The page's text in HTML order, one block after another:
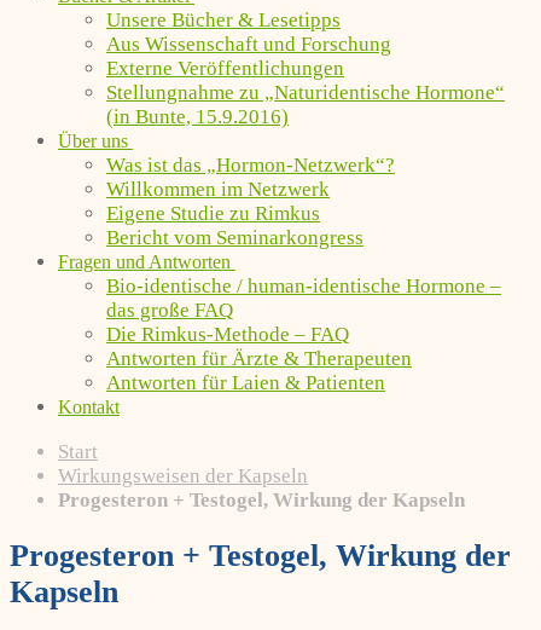
Unsere Bücher & Lesetipps
Aus Wissenschaft und Forschung
Externe Veröffentlichungen
Stellungnahme zu „Naturidentische Hormone“
(in Bunte, 15.9.2016)
Über uns
Was ist das „Hormon-Netzwerk“?
Willkommen im Netzwerk
Eigene Studie zu Rimkus
Bericht vom Seminarkongress
Fragen und Antworten
Bio-identische / human-identische Hormone –
das große FAQ
Die Rimkus-Methode – FAQ
Antworten für Ärzte & Therapeuten
Antworten für Laien & Patienten
Kontakt
Start
Wirkungsweisen der Kapseln
Progesteron + Testogel, Wirkung der Kapseln
Progesteron + Testogel, Wirkung der
Kapseln